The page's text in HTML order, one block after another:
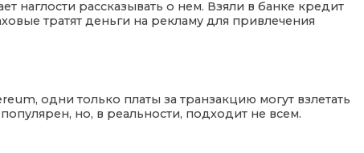
наглости рассказывать о нем. Взяли в банке кредит
тратят деньги на рекламу для привлечения
одни только платы за транзакцию могут взлетать
но, в реальности, подходит не всем.